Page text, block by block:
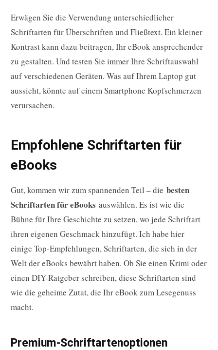
Erwägen Sie die Verwendung unterschiedlicher
Schriftarten für Überschriften und Fließtext. Ein kleiner
Kontrast kann dazu beitragen, Ihr eBook ansprechender
zu gestalten. Und testen Sie immer Ihre Schriftauswahl
auf verschiedenen Geräten. Was auf Ihrem Laptop gut
aussieht, könnte auf einem Smartphone Kopfschmerzen
verursachen.
Empfohlene Schriftarten für
eBooks
Gut, kommen wir zum spannenden Teil – die besten
Schriftarten für eBooks auswählen. Es ist wie die
Bühne für Ihre Geschichte zu setzen, wo jede Schriftart
ihren eigenen Geschmack hinzufügt. Ich habe hier
einige Top-Empfehlungen, Schriftarten, die sich in der
Welt der eBooks bewährt haben. Ob Sie einen Krimi oder
einen DIY-Ratgeber schreiben, diese Schriftarten sind
wie die geheime Zutat, die Ihr eBook zum Lesegenuss
macht.
Premium-Schriftartenoptionen